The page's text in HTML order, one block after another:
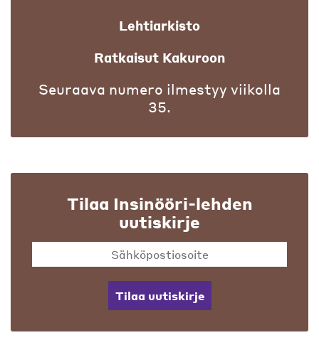
Lehtiarkisto
Ratkaisut Kakuroon
Seuraava numero ilmestyy viikolla
35.
Tilaa Insinööri-lehden
uutiskirje
Tilaa uutiskirje